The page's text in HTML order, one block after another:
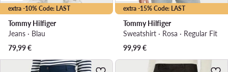
extra -10% Code: LAST
Tommy Hilfiger
Jeans · Blau
79,99€
extra -15% Code: LAST
Tommy Hilfiger
Sweatshirt · Rosa · Regular Fit
99,99€